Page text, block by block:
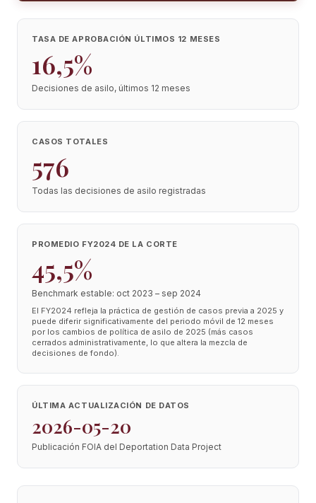
TASA DE APROBACIÓN ÚLTIMOS 12 MESES
16,5%
Decisiones de asilo, últimos 12 meses
CASOS TOTALES
576
Todas las decisiones de asilo registradas
PROMEDIO FY2024 DE LA CORTE
45,5%
Benchmark estable: oct 2023 – sep 2024
El FY2024 refleja la práctica de gestión de casos previa a 2025 y
puede diferir significativamente del periodo móvil de 12 meses
por los cambios de política de asilo de 2025 (más casos
cerrados administrativamente, lo que altera la mezcla de
decisiones de fondo).
ÚLTIMA ACTUALIZACIÓN DE DATOS
2026-05-20
Publicación FOIA del Deportation Data Project